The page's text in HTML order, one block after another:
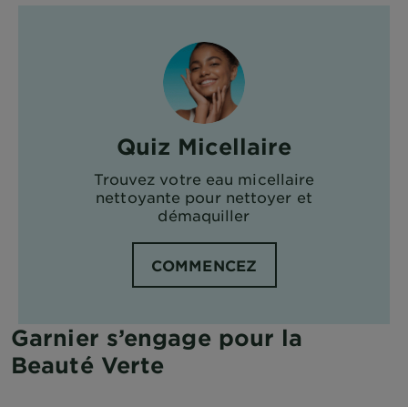
Quiz Micellaire
Trouvez votre eau micellaire
nettoyante pour nettoyer et
démaquiller
COMMENCEZ
Garnier s’engage pour la
Beauté Verte